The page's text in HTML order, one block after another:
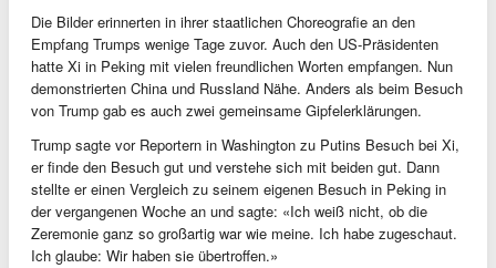
Die Bilder erinnerten in ihrer staatlichen Choreografie an den
Empfang Trumps wenige Tage zuvor. Auch den US-Präsidenten
hatte Xi in Peking mit vielen freundlichen Worten empfangen. Nun
demonstrierten China und Russland Nähe. Anders als beim Besuch
von Trump gab es auch zwei gemeinsame Gipfelerklärungen.
Trump sagte vor Reportern in Washington zu Putins Besuch bei Xi,
er finde den Besuch gut und verstehe sich mit beiden gut. Dann
stellte er einen Vergleich zu seinem eigenen Besuch in Peking in
der vergangenen Woche an und sagte: «Ich weiß nicht, ob die
Zeremonie ganz so großartig war wie meine. Ich habe zugeschaut.
Ich glaube: Wir haben sie übertroffen.»